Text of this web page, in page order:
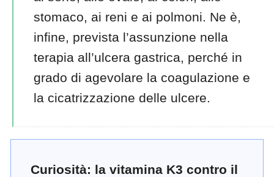
stomaco, ai reni e ai polmoni. Ne è,
infine, prevista l’assunzione nella
terapia all’ulcera gastrica, perché in
grado di agevolare la coagulazione e
la cicatrizzazione delle ulcere.
Curiosità: la vitamina K3 contro il